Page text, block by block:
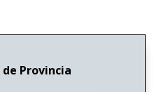
Provincia